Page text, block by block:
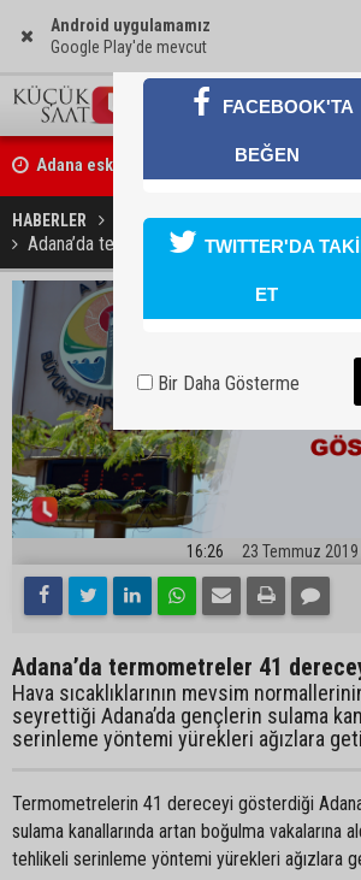
Android uygulamamız
Google Play'de mevcut
Adana eski MİT Bölge Başkanı Mustafa
Başkan Ali Bedrettin Karataş’tan sahiller için
HABERLER YAŞAM
Adana’da termometreler 41 dereceyi
16:26 23 Temmuz 2019
Adana’da termometreler 41
Hava sıcaklıklarının mevsim
seyrettiği Adana’da gençlerin sulama
serinleme yöntemi yürekleri ağızlara
Termometrelerin 41 dereceyi gösterdiği
sulama kanallarında artan boğulma vakalarına
tehlikeli serinleme yöntemi yürekleri ağızlara
FACEBOOK'TA
BEĞEN
TWITTER'DA
ET
Bir Daha Gösterme